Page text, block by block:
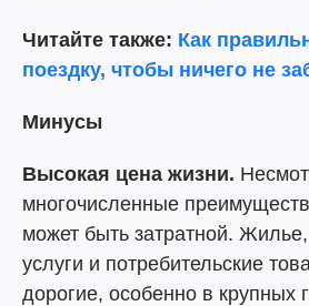
Читайте также: Как
поездку, чтобы ничего не
Минусы
Высокая цена жизни.
многочисленные
может быть затратной.
услуги и потребительские
дорогие, особенно в крупных